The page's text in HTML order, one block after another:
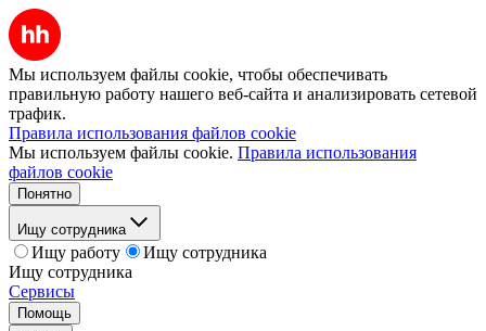
Мы используем файлы cookie, чтобы обеспечивать
правильную работу нашего веб-сайта и анализировать сетевой
трафик.
Правила использования файлов cookie
Мы используем файлы cookie. Правила использования
файлов cookie
Понятно
Ищу сотрудника
Ищу работу
Ищу сотрудника
Ищу сотрудника
Сервисы
Помощь